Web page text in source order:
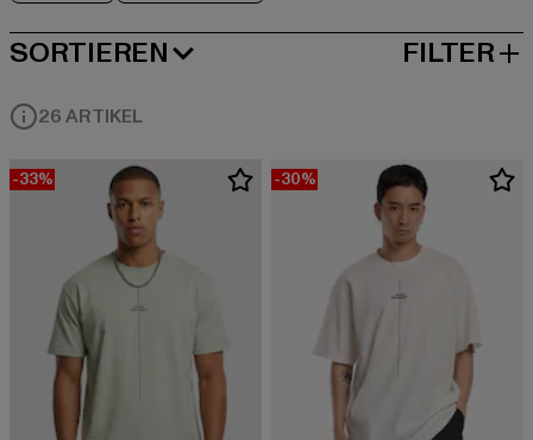
SORTIEREN
BELIEBTESTE FILTER
26 ARTIKEL
-33% -30%